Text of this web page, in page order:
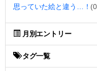
思っていた絵と違う…！
月別エントリー
タグ一覧